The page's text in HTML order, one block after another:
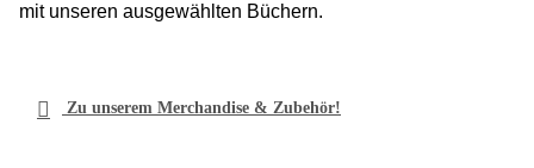
mit unseren ausgewählten Büchern.
 Zu unserem Merchandise & Zubehör!